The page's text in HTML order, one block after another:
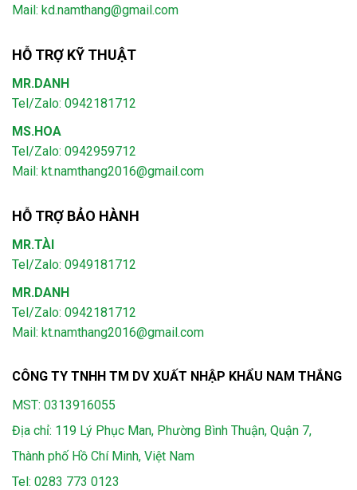
Mail: kd.namthang@gmail.com
HỖ TRỢ KỸ THUẬT
MR.DANH
Tel/Zalo: 0942181712
MS.HOA
Tel/Zalo: 0942959712
Mail: kt.namthang2016@gmail.com
HỖ TRỢ BẢO HÀNH
MR.TÀI
Tel/Zalo: 0949181712
MR.DANH
Tel/Zalo: 0942181712
Mail: kt.namthang2016@gmail.com
CÔNG TY TNHH TM DV XUẤT NHẬP KHẨU NAM THẮNG
MST: 0313916055
Địa chỉ: 119 Lý Phục Man, Phường Bình Thuận, Quận 7,
Thành phố Hồ Chí Minh, Việt Nam
Tel: 0283 773 0123